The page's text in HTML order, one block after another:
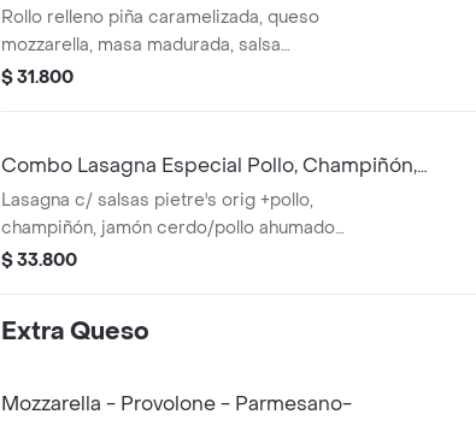
210ml
Rollo relleno piña caramelizada, queso
mozzarella, masa madurada, salsa
napolitana + Decorado c/ aceite de oliva
$ 31.800
Combo Lasagna Especial Pollo, Champiñón,
Jamón + Coronita 210ml
Lasagna c/ salsas pietre's orig +pollo,
champiñón, jamón cerdo/pollo ahumado
+queso mozzarella +opción
$ 33.800
Extra Queso
Mozzarella - Provolone - Parmesano-